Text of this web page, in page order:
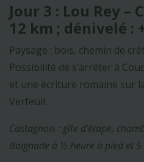
Jour 3 : Lou Rey –
12 km ; dénivelé :
Paysage : bois, chemin de
Possibilité de s’arrêter à
et une écriture romaine sur
Verfeuil.
Castagnols : gîte d'étape,
Baignade à ½ heure à pied et